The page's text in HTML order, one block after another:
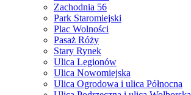
Zachodnia 56
Park Staromiejski
Plac Wolności
Pasaż Róży
Stary Rynek
Ulica Legionów
Ulica Nowomiejska
Ulica Ogrodowa i ulica Północna